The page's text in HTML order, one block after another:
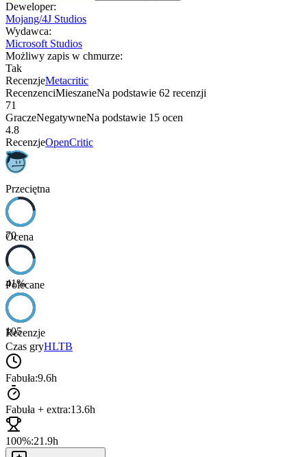
Deweloper:
Mojang/4J Studios
Wydawca:
Microsoft Studios
Możliwy zapis w chmurze:
Tak
RecenzjeMetacritic
RecenzenciMieszaneNa podstawie 62 recenzji
71
GraczeNegatywneNa podstawie 15 ocen
4.8
RecenzjeOpenCritic
Przeciętna
70
Ocena
41%
Polecane
105
Recenzje
Czas gryHLTB
Fabuła:9.6h
Fabuła + extra:13.6h
100%:21.9h